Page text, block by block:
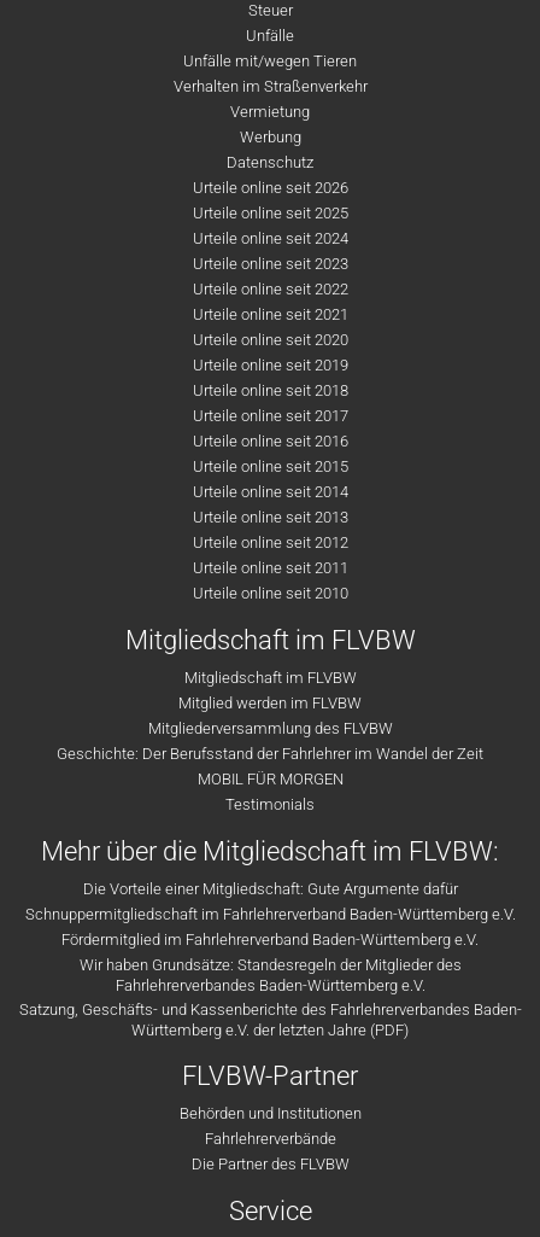
Steuer
Unfälle
Unfälle mit/wegen Tieren
Verhalten im Straßenverkehr
Vermietung
Werbung
Datenschutz
Urteile online seit 2026
Urteile online seit 2025
Urteile online seit 2024
Urteile online seit 2023
Urteile online seit 2022
Urteile online seit 2021
Urteile online seit 2020
Urteile online seit 2019
Urteile online seit 2018
Urteile online seit 2017
Urteile online seit 2016
Urteile online seit 2015
Urteile online seit 2014
Urteile online seit 2013
Urteile online seit 2012
Urteile online seit 2011
Urteile online seit 2010
Mitgliedschaft im FLVBW
Mitgliedschaft im FLVBW
Mitglied werden im FLVBW
Mitgliederversammlung des FLVBW
Geschichte: Der Berufsstand der Fahrlehrer im Wandel der Zeit
MOBIL FÜR MORGEN
Testimonials
Mehr über die Mitgliedschaft im FLVBW:
Die Vorteile einer Mitgliedschaft: Gute Argumente dafür
Schnuppermitgliedschaft im Fahrlehrerverband Baden-Württemberg e.V.
Fördermitglied im Fahrlehrerverband Baden-Württemberg e.V.
Wir haben Grundsätze: Standesregeln der Mitglieder des
Fahrlehrerverbandes Baden-Württemberg e.V.
Satzung, Geschäfts- und Kassenberichte des Fahrlehrerverbandes Baden-
Württemberg e.V. der letzten Jahre (PDF)
FLVBW-Partner
Behörden und Institutionen
Fahrlehrerverbände
Die Partner des FLVBW
Service